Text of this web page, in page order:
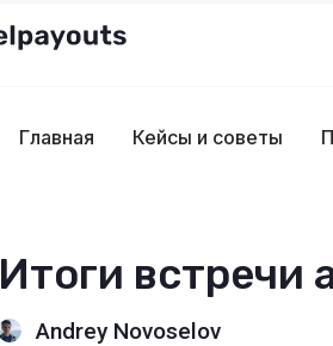
Главная Кейсы и советы
Итоги встречи
Andrey Novoselov